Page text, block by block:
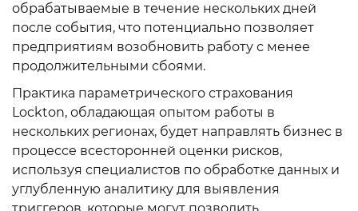
обрабатываемые в течение нескольких дней
после события, что потенциально позволяет
предприятиям возобновить работу с менее
продолжительными сбоями.
Практика параметрического страхования
Lockton, обладающая опытом работы в
нескольких регионах, будет направлять бизнес в
процессе всесторонней оценки рисков,
используя специалистов по обработке данных и
углубленную аналитику для выявления